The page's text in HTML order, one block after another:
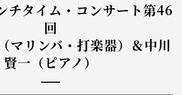
チタイム・コンサート第46
回
マリンバ・打楽器）＆中川
賢一（ピアノ）